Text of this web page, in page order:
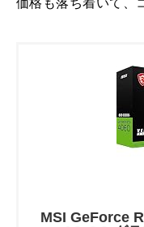
価格も落ち着いて、
MSI GeForce